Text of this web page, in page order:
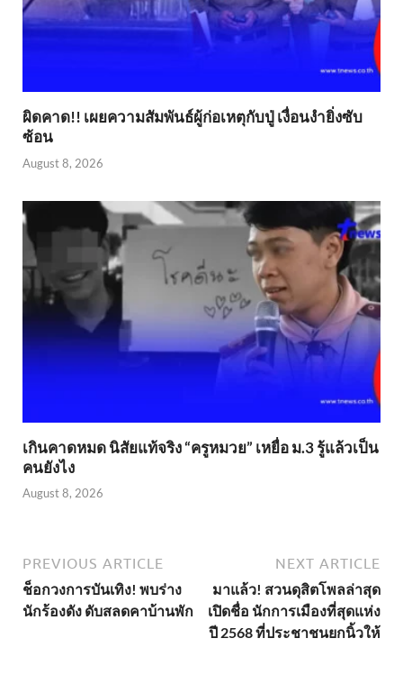
ผิดคาด!! เผยความสัมพันธ์ผู้ก่อเหตุกับปู่ เงื่อนงำยิ่งซับ
ซ้อน
August 8, 2026
เกินคาดหมด นิสัยแท้จริง “ครูหมวย” เหยื่อ ม.3 รู้แล้วเป็น
คนยังไง
August 8, 2026
PREVIOUS ARTICLE
ช็อกวงการบันเทิง! พบร่าง
นักร้องดัง ดับสลดคาบ้านพัก
NEXT ARTICLE
มาแล้ว! สวนดุสิตโพลล่าสุด
เปิดชื่อ นักการเมืองที่สุดแห่ง
ปี 2568 ที่ประชาชนยกนิ้วให้